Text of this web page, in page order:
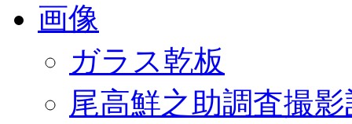
画像
ガラス乾板
尾高鮮之助調査撮